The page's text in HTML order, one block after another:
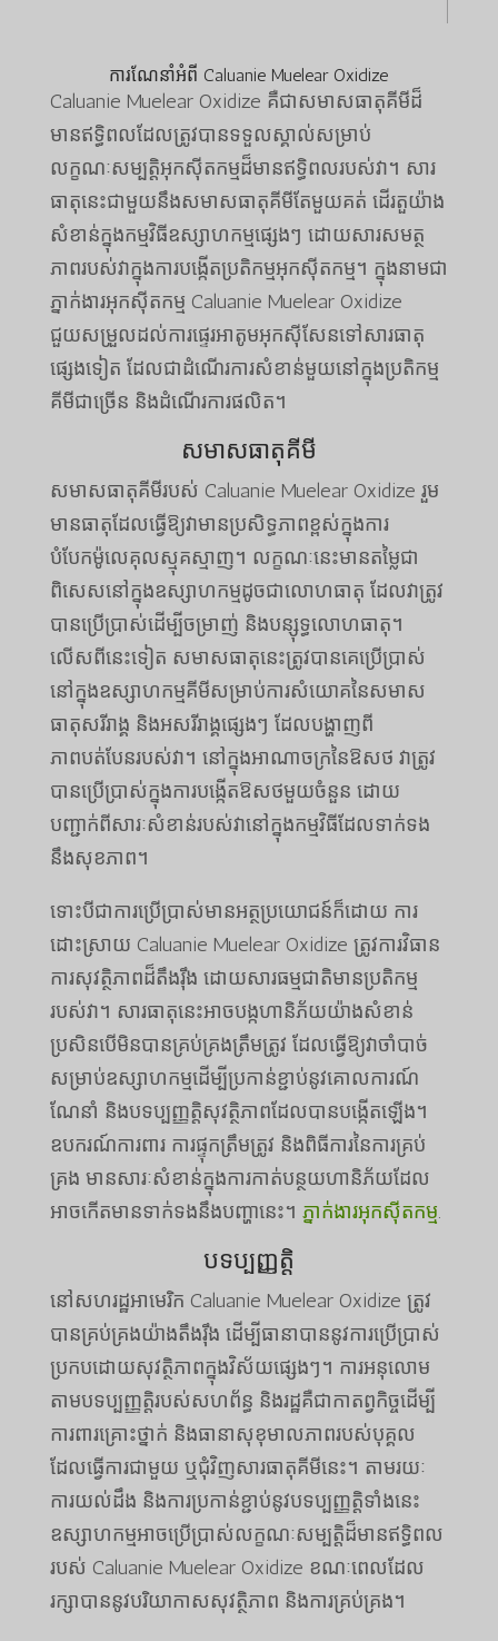
ការណែនាំអំពី Caluanie Muelear Oxidize
Caluanie Muelear Oxidize គឺជាសមាសធាតុគីមីដ៏
មានឥទ្ធិពលដែលត្រូវបានទទួលស្គាល់សម្រាប់
លក្ខណៈសម្បត្តិអុកស៊ីតកម្មដ៏មានឥទ្ធិពលរបស់វា។ សារ
ធាតុនេះជាមួយនឹងសមាសធាតុគីមីតែមួយគត់ ដើរតួយ៉ាង
សំខាន់ក្នុងកម្មវិធីឧស្សាហកម្មផ្សេងៗ ដោយសារសមត្ថ
ភាពរបស់វាក្នុងការបង្កើតប្រតិកម្មអុកស៊ីតកម្ម។ ក្នុងនាមជា
ភ្នាក់ងារអុកស៊ីតកម្ម Caluanie Muelear Oxidize
ជួយសម្រួលដល់ការផ្ទេរអាតូមអុកស៊ីសែនទៅសារធាតុ
ផ្សេងទៀត ដែលជាដំណើរការសំខាន់មួយនៅក្នុងប្រតិកម្ម
គីមីជាច្រើន និងដំណើរការផលិត។
សមាសធាតុគីមី
សមាសធាតុគីមីរបស់ Caluanie Muelear Oxidize រួម
មានធាតុដែលធ្វើឱ្យវាមានប្រសិទ្ធភាពខ្ពស់ក្នុងការ
បំបែកម៉ូលេគុលស្មុគស្មាញ។ លក្ខណៈនេះមានតម្លៃជា
ពិសេសនៅក្នុងឧស្សាហកម្មដូចជាលោហធាតុ ដែលវាត្រូវ
បានប្រើប្រាស់ដើម្បីចម្រាញ់ និងបន្សុទ្ធលោហធាតុ។
លើសពីនេះទៀត សមាសធាតុនេះត្រូវបានគេប្រើប្រាស់
នៅក្នុងឧស្សាហកម្មគីមីសម្រាប់ការសំយោគនៃសមាស
ធាតុសរីរាង្គ និងអសរីរាង្គផ្សេងៗ ដែលបង្ហាញពី
ភាពបត់បែនរបស់វា។ នៅក្នុងអាណាចក្រនៃឱសថ វាត្រូវ
បានប្រើប្រាស់ក្នុងការបង្កើតឱសថមួយចំនួន ដោយ
បញ្ជាក់ពីសារៈសំខាន់របស់វានៅក្នុងកម្មវិធីដែលទាក់ទង
នឹងសុខភាព។
ទោះបីជាការប្រើប្រាស់មានអត្ថប្រយោជន៍ក៏ដោយ ការ
ដោះស្រាយ Caluanie Muelear Oxidize ត្រូវការវិធាន
ការសុវត្ថិភាពដ៏តឹងរ៉ឹង ដោយសារធម្មជាតិមានប្រតិកម្ម
របស់វា។ សារធាតុនេះអាចបង្កហានិភ័យយ៉ាងសំខាន់
ប្រសិនបើមិនបានគ្រប់គ្រងត្រឹមត្រូវ ដែលធ្វើឱ្យវាចាំបាច់
សម្រាប់ឧស្សាហកម្មដើម្បីប្រកាន់ខ្ជាប់នូវគោលការណ៍
ណែនាំ និងបទប្បញ្ញត្តិសុវត្ថិភាពដែលបានបង្កើតឡើង។
ឧបករណ៍ការពារ ការផ្ទុកត្រឹមត្រូវ និងពិធីការនៃការគ្រប់
គ្រង មានសារៈសំខាន់ក្នុងការកាត់បន្ថយហានិភ័យដែល
អាចកើតមានទាក់ទងនឹងបញ្ហានេះ។ ភ្នាក់ងារអុកស៊ីតកម្ម.
បទប្បញ្ញត្តិ
នៅសហរដ្ឋអាមេរិក Caluanie Muelear Oxidize ត្រូវ
បានគ្រប់គ្រងយ៉ាងតឹងរ៉ឹង ដើម្បីធានាបាននូវការប្រើប្រាស់
ប្រកបដោយសុវត្ថិភាពក្នុងវិស័យផ្សេងៗ។ ការអនុលោម
តាមបទប្បញ្ញត្តិរបស់សហព័ន្ធ និងរដ្ឋគឺជាកាតព្វកិច្ចដើម្បី
ការពារគ្រោះថ្នាក់ និងធានាសុខុមាលភាពរបស់បុគ្គល
ដែលធ្វើការជាមួយ ឬជុំវិញសារធាតុគីមីនេះ។ តាមរយៈ
ការយល់ដឹង និងការប្រកាន់ខ្ជាប់នូវបទប្បញ្ញត្តិទាំងនេះ
ឧស្សាហកម្មអាចប្រើប្រាស់លក្ខណៈសម្បត្តិដ៏មានឥទ្ធិពល
របស់ Caluanie Muelear Oxidize ខណៈពេលដែល
រក្សាបាននូវបរិយាកាសសុវត្ថិភាព និងការគ្រប់គ្រង។